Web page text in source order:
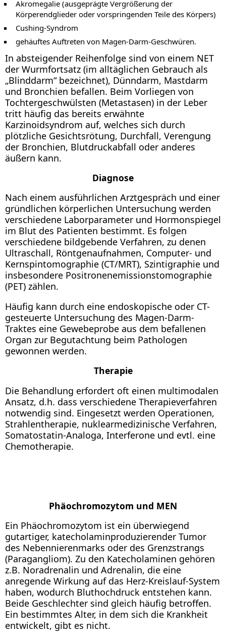
Akromegalie (ausgeprägte Vergrößerung der
Körperendglieder oder vorspringenden Teile des Körpers)
Cushing-Syndrom
gehäuftes Auftreten von Magen-Darm-Geschwüren.
In absteigender Reihenfolge sind von einem NET
der Wurmfortsatz (im alltäglichen Gebrauch als
„Blinddarm“ bezeichnet), Dünndarm, Mastdarm
und Bronchien befallen. Beim Vorliegen von
Tochtergeschwülsten (Metastasen) in der Leber
tritt häufig das bereits erwähnte
Karzinoidsyndrom auf, welches sich durch
plötzliche Gesichtsrötung, Durchfall, Verengung
der Bronchien, Blutdruckabfall oder anderes
äußern kann.
Diagnose
Nach einem ausführlichen Arztgespräch und einer
gründlichen körperlichen Untersuchung werden
verschiedene Laborparameter und Hormonspiegel
im Blut des Patienten bestimmt. Es folgen
verschiedene bildgebende Verfahren, zu denen
Ultraschall, Röntgenaufnahmen, Computer- und
Kernspintomographie (CT/MRT), Szintigraphie und
insbesondere Positronenemissionstomographie
(PET) zählen.
Häufig kann durch eine endoskopische oder CT-
gesteuerte Untersuchung des Magen-Darm-
Traktes eine Gewebeprobe aus dem befallenen
Organ zur Begutachtung beim Pathologen
gewonnen werden.
Therapie
Die Behandlung erfordert oft einen multimodalen
Ansatz, d.h. dass verschiedene Therapieverfahren
notwendig sind. Eingesetzt werden Operationen,
Strahlentherapie, nuklearmedizinische Verfahren,
Somatostatin-Analoga, Interferone und evtl. eine
Chemotherapie.
Phäochromozytom und MEN
Ein Phäochromozytom ist ein überwiegend
gutartiger, katecholaminproduzierender Tumor
des Nebennierenmarks oder des Grenzstrangs
(Paragangliom). Zu den Katecholaminen gehören
z.B. Noradrenalin und Adrenalin, die eine
anregende Wirkung auf das Herz-Kreislauf-System
haben, wodurch Bluthochdruck entstehen kann.
Beide Geschlechter sind gleich häufig betroffen.
Ein bestimmtes Alter, in dem sich die Krankheit
entwickelt, gibt es nicht.